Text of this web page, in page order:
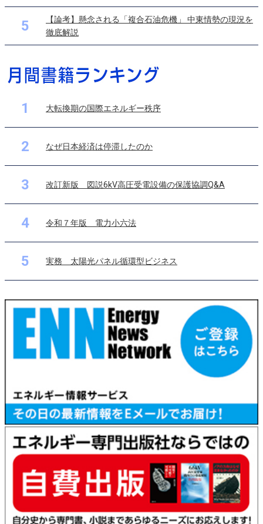
5
【論考】懸念される「複合石油危機」 中東情勢の現況を
徹底解説
1 大転換期の国際エネルギー秩序
2 なぜ日本経済は停滞したのか
3 改訂新版 図説6kV高圧受電設備の保護協調Q&A
4 令和７年版 電力小六法
5 実務 太陽光パネル循環型ビジネス